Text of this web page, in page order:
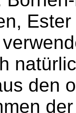
den